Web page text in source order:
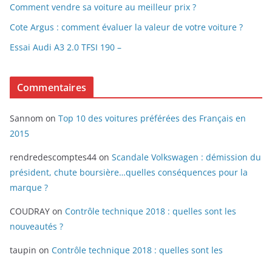
Comment vendre sa voiture au meilleur prix ?
Cote Argus : comment évaluer la valeur de votre voiture ?
Essai Audi A3 2.0 TFSI 190 –
Commentaires
Sannom on Top 10 des voitures préférées des Français en
2015
rendredescomptes44 on Scandale Volkswagen : démission du
président, chute boursière…quelles conséquences pour la
marque ?
COUDRAY on Contrôle technique 2018 : quelles sont les
nouveautés ?
taupin on Contrôle technique 2018 : quelles sont les